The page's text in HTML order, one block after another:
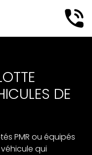
DE
PMR ou équipés
qui